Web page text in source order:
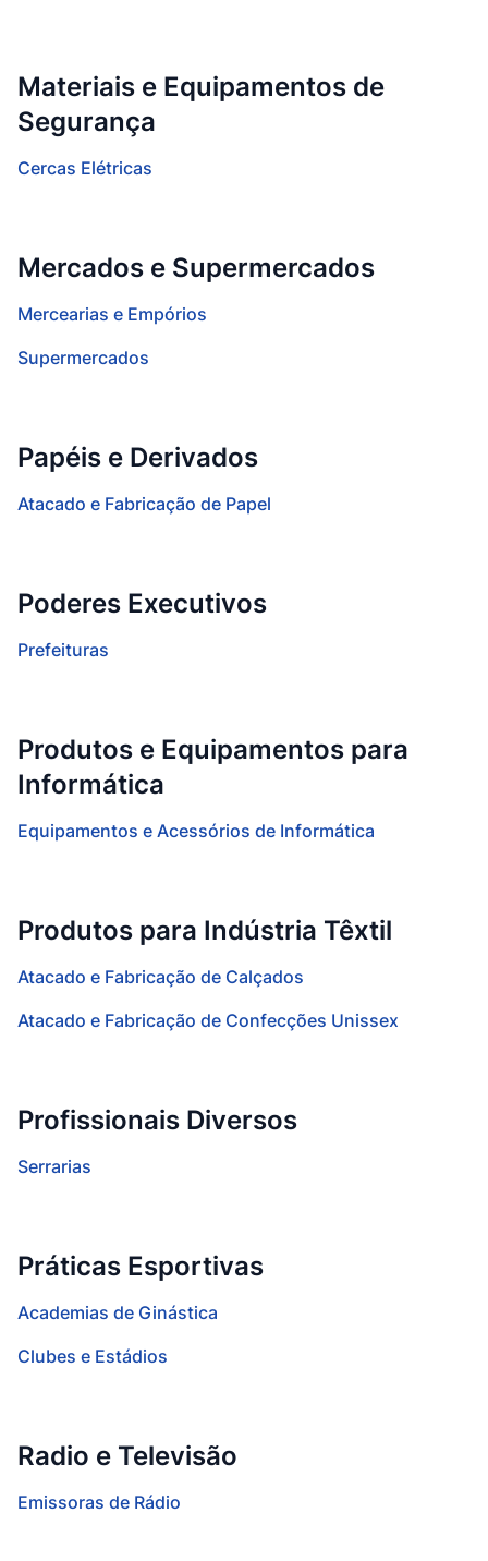
Materiais e Equipamentos de
Segurança
Cercas Elétricas
Mercados e Supermercados
Mercearias e Empórios
Supermercados
Papéis e Derivados
Atacado e Fabricação de Papel
Poderes Executivos
Prefeituras
Produtos e Equipamentos para
Informática
Equipamentos e Acessórios de Informática
Produtos para Indústria Têxtil
Atacado e Fabricação de Calçados
Atacado e Fabricação de Confecções Unissex
Profissionais Diversos
Serrarias
Práticas Esportivas
Academias de Ginástica
Clubes e Estádios
Radio e Televisão
Emissoras de Rádio